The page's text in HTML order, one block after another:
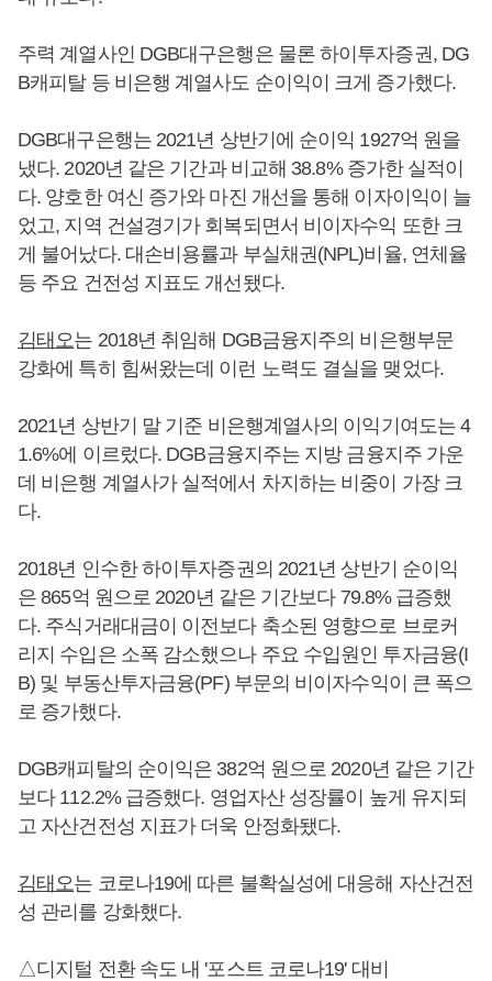
주력 계열사인 DGB대구은행은 물론 하이투자증권, DG
B캐피탈 등 비은행 계열사도 순이익이 크게 증가했다.
DGB대구은행는 2021년 상반기에 순이익 1927억 원을
냈다. 2020년 같은 기간과 비교해 38.8% 증가한 실적이
다. 양호한 여신 증가와 마진 개선을 통해 이자이익이 늘
었고, 지역 건설경기가 회복되면서 비이자수익 또한 크
게 불어났다. 대손비용률과 부실채권(NPL)비율, 연체율
등 주요 건전성 지표도 개선됐다.
김태오는 2018년 취임해 DGB금융지주의 비은행부문
강화에 특히 힘써왔는데 이런 노력도 결실을 맺었다.
2021년 상반기 말 기준 비은행계열사의 이익기여도는 4
1.6%에 이르렀다. DGB금융지주는 지방 금융지주 가운
데 비은행 계열사가 실적에서 차지하는 비중이 가장 크
다.
2018년 인수한 하이투자증권의 2021년 상반기 순이익
은 865억 원으로 2020년 같은 기간보다 79.8% 급증했
다. 주식거래대금이 이전보다 축소된 영향으로 브로커
리지 수입은 소폭 감소했으나 주요 수입원인 투자금융(I
B) 및 부동산투자금융(PF) 부문의 비이자수익이 큰 폭으
로 증가했다.
DGB캐피탈의 순이익은 382억 원으로 2020년 같은 기간
보다 112.2% 급증했다. 영업자산 성장률이 높게 유지되
고 자산건전성 지표가 더욱 안정화됐다.
김태오는 코로나19에 따른 불확실성에 대응해 자산건전
성 관리를 강화했다.
△디지털 전환 속도 내 '포스트 코로나19' 대비